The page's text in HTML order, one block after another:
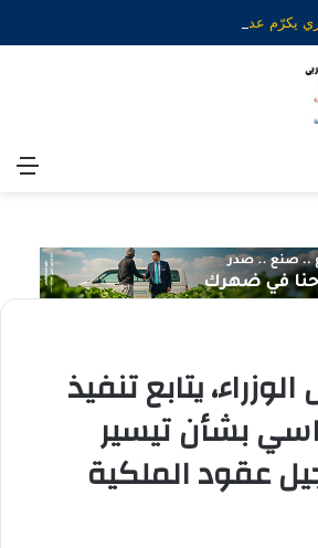
يتابع تنفيذ
بشأن تيسير
عقود الملكية